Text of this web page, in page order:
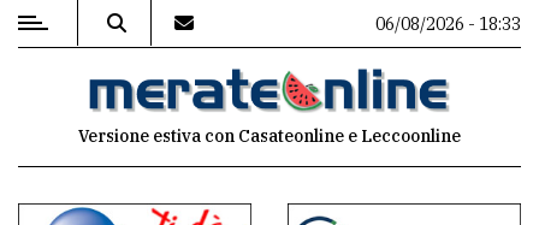
MENU
06/08/2026 - 18:33
Versione estiva con Casateonline e Leccoonline